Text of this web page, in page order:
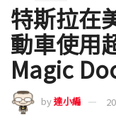
特斯拉在
動車使用
Magic
by達小編